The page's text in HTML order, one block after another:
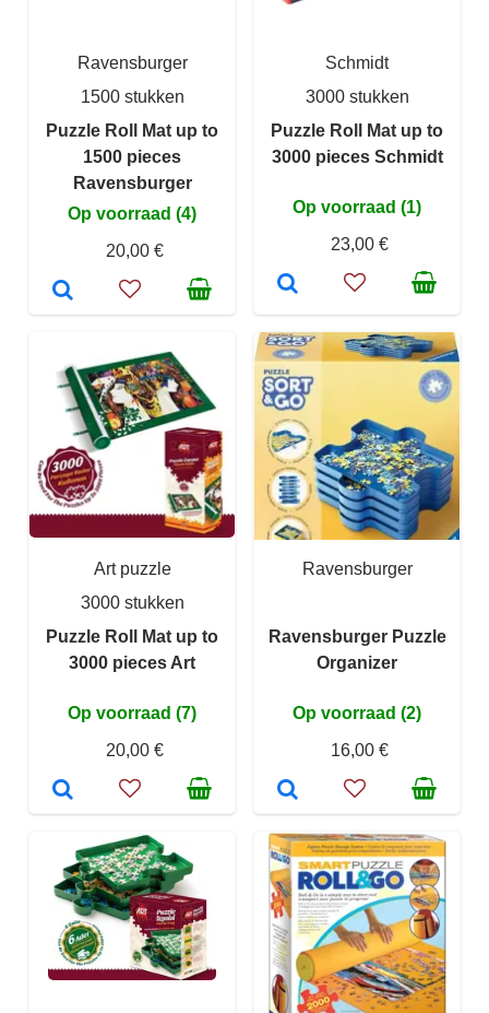
Ravensburger
1500 stukken
Puzzle Roll Mat up to
1500 pieces
Ravensburger
Op voorraad (4)
20,00 €
Schmidt
3000 stukken
Puzzle Roll Mat up to
3000 pieces Schmidt
Op voorraad (1)
23,00 €
Art puzzle
3000 stukken
Puzzle Roll Mat up to
3000 pieces Art
Op voorraad (7)
20,00 €
Ravensburger
Ravensburger Puzzle
Organizer
Op voorraad (2)
16,00 €